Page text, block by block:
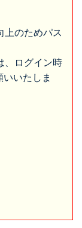
上のためパス
、ログイン時
いたしま